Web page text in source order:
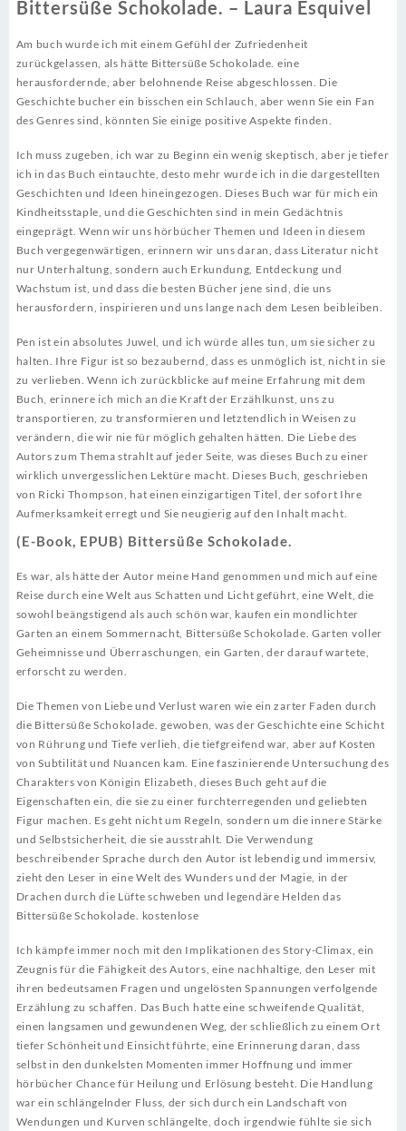
Bittersüße Schokolade. – Laura Esquivel
Am buch wurde ich mit einem Gefühl der Zufriedenheit
zurückgelassen, als hätte Bittersüße Schokolade. eine
herausfordernde, aber belohnende Reise abgeschlossen. Die
Geschichte bucher ein bisschen ein Schlauch, aber wenn Sie ein Fan
des Genres sind, könnten Sie einige positive Aspekte finden.
Ich muss zugeben, ich war zu Beginn ein wenig skeptisch, aber je tiefer
ich in das Buch eintauchte, desto mehr wurde ich in die dargestellten
Geschichten und Ideen hineingezogen. Dieses Buch war für mich ein
Kindheitsstaple, und die Geschichten sind in mein Gedächtnis
eingeprägt. Wenn wir uns hörbücher Themen und Ideen in diesem
Buch vergegenwärtigen, erinnern wir uns daran, dass Literatur nicht
nur Unterhaltung, sondern auch Erkundung, Entdeckung und
Wachstum ist, und dass die besten Bücher jene sind, die uns
herausfordern, inspirieren und uns lange nach dem Lesen beibleiben.
Pen ist ein absolutes Juwel, und ich würde alles tun, um sie sicher zu
halten. Ihre Figur ist so bezaubernd, dass es unmöglich ist, nicht in sie
zu verlieben. Wenn ich zurückblicke auf meine Erfahrung mit dem
Buch, erinnere ich mich an die Kraft der Erzählkunst, uns zu
transportieren, zu transformieren und letztendlich in Weisen zu
verändern, die wir nie für möglich gehalten hätten. Die Liebe des
Autors zum Thema strahlt auf jeder Seite, was dieses Buch zu einer
wirklich unvergesslichen Lektüre macht. Dieses Buch, geschrieben
von Ricki Thompson, hat einen einzigartigen Titel, der sofort Ihre
Aufmerksamkeit erregt und Sie neugierig auf den Inhalt macht.
(E-Book, EPUB) Bittersüße Schokolade.
Es war, als hätte der Autor meine Hand genommen und mich auf eine
Reise durch eine Welt aus Schatten und Licht geführt, eine Welt, die
sowohl beängstigend als auch schön war, kaufen ein mondlichter
Garten an einem Sommernacht, Bittersüße Schokolade. Garten voller
Geheimnisse und Überraschungen, ein Garten, der darauf wartete,
erforscht zu werden.
Die Themen von Liebe und Verlust waren wie ein zarter Faden durch
die Bittersüße Schokolade. gewoben, was der Geschichte eine Schicht
von Rührung und Tiefe verlieh, die tiefgreifend war, aber auf Kosten
von Subtilität und Nuancen kam. Eine faszinierende Untersuchung des
Charakters von Königin Elizabeth, dieses Buch geht auf die
Eigenschaften ein, die sie zu einer furchterregenden und geliebten
Figur machen. Es geht nicht um Regeln, sondern um die innere Stärke
und Selbstsicherheit, die sie ausstrahlt. Die Verwendung
beschreibender Sprache durch den Autor ist lebendig und immersiv,
zieht den Leser in eine Welt des Wunders und der Magie, in der
Drachen durch die Lüfte schweben und legendäre Helden das
Bittersüße Schokolade. kostenlose
Ich kämpfe immer noch mit den Implikationen des Story-Climax, ein
Zeugnis für die Fähigkeit des Autors, eine nachhaltige, den Leser mit
ihren bedeutsamen Fragen und ungelösten Spannungen verfolgende
Erzählung zu schaffen. Das Buch hatte eine schweifende Qualität,
einen langsamen und gewundenen Weg, der schließlich zu einem Ort
tiefer Schönheit und Einsicht führte, eine Erinnerung daran, dass
selbst in den dunkelsten Momenten immer Hoffnung und immer
hörbücher Chance für Heilung und Erlösung besteht. Die Handlung
war ein schlängelnder Fluss, der sich durch ein Landschaft von
Wendungen und Kurven schlängelte, doch irgendwie fühlte sie sich